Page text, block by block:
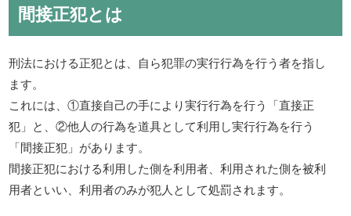
間接正犯とは
刑法における正犯とは、自ら犯罪の実行行為を行う者を指し
ます。
これには、①直接自己の手により実行行為を行う「直接正
犯」と、②他人の行為を道具として利用し実行行為を行う
「間接正犯」があります。
間接正犯における利用した側を利用者、利用された側を被利
用者といい、利用者のみが犯人として処罰されます。